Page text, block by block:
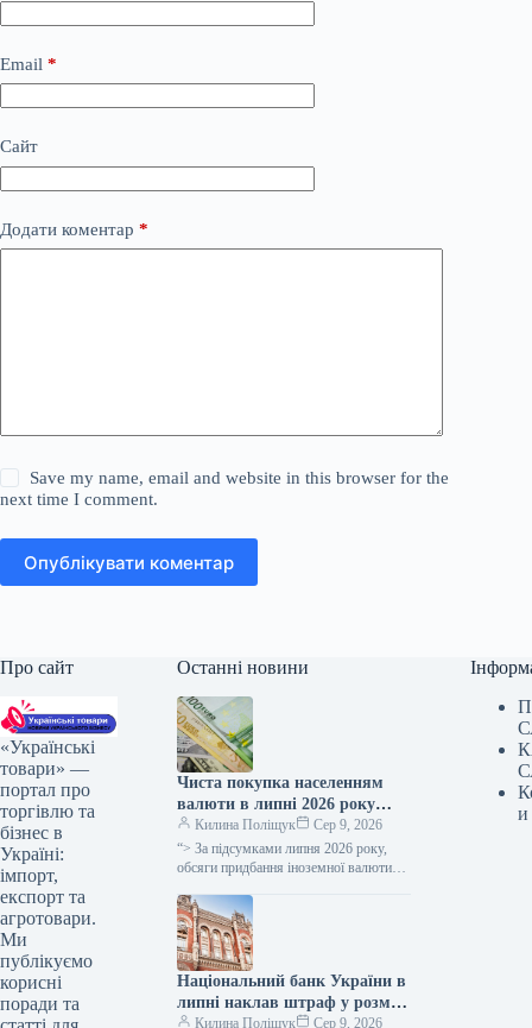
Email *
Сайт
Додати коментар *
Save my name, email and website in this browser for the
next time I comment.
Опублікувати коментар
Про сайт
«Українські
товари» —
портал про
торгівлю та
бізнес в
Україні:
імпорт,
експорт та
агротовари.
Ми
публікуємо
корисні
поради та
Останні новини
Чиста покупка населенням
валюти в липні 2026 року
скоротилася до 0,5 мільярда
доларів.
Килина Поліщук
Сер 9, 2026
“> За підсумками липня 2026 року,
обсяги придбання іноземної валюти
продажу на 0,5 мільярда доларів
США.…
Національний банк України в
липні наклав штраф у розмірі
42,5 мільйонів гривень на
Килина Поліщук Сер 9, 2026
и